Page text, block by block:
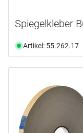
Spiegelkleber
Artikel: 55.262.17